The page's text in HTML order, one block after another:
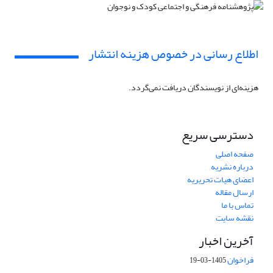
اطلاع رسانی در خصوص هزینه انتشار
هزینه‌ای از نویسندگان دریافت نمی‌گردد.
دسترسی سریع
صفحه اصلی
درباره نشریه
اعضای هیات تحریریه
ارسال مقاله
تماس با ما
نقشه سایت
آخرین اخبار
فراخوان1405-03-19